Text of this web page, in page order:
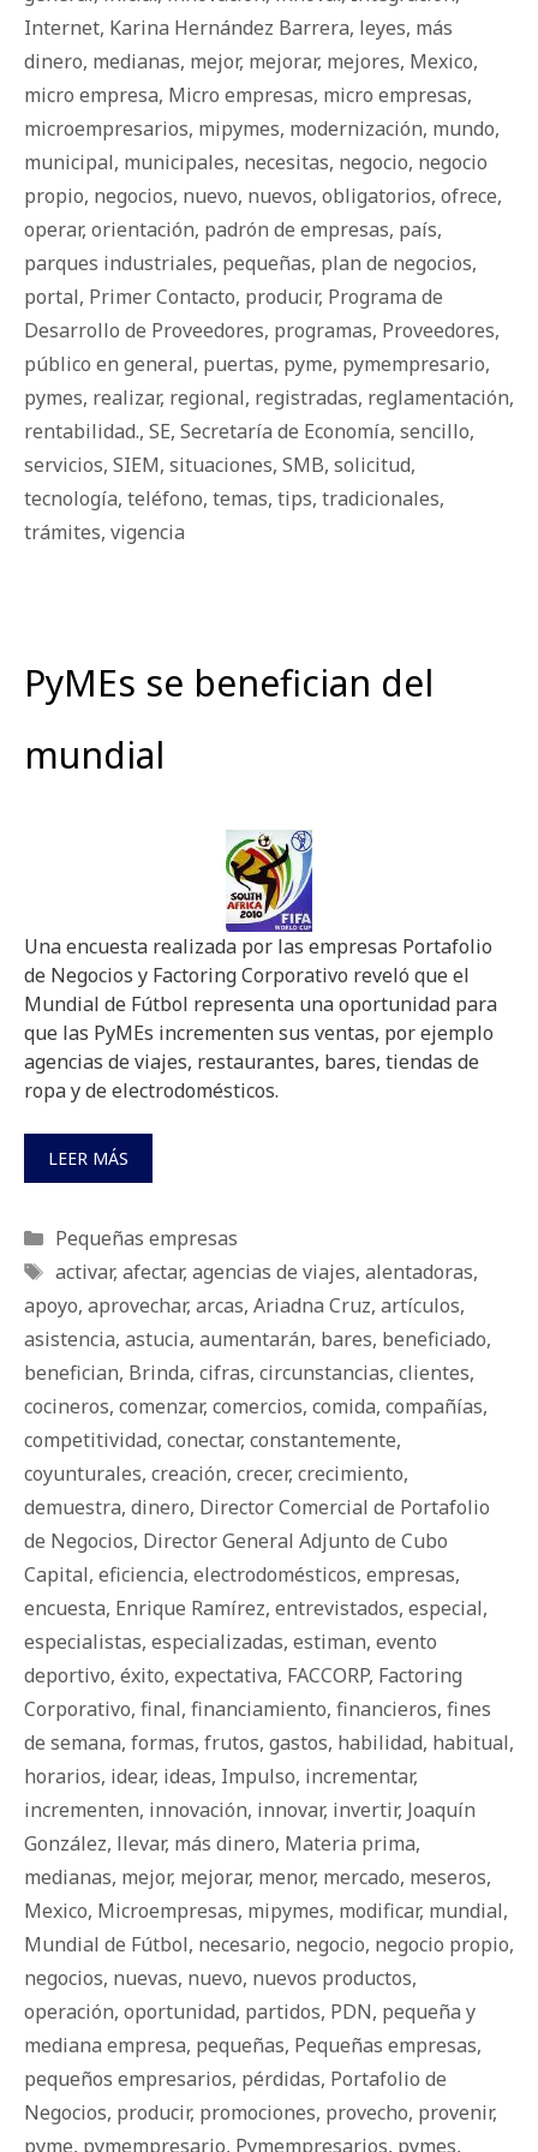
Internet, Karina Hernández Barrera, leyes, más
dinero, medianas, mejor, mejorar, mejores, Mexico,
micro empresa, Micro empresas, micro empresas,
microempresarios, mipymes, modernización, mundo,
municipal, municipales, necesitas, negocio, negocio
propio, negocios, nuevo, nuevos, obligatorios, ofrece,
operar, orientación, padrón de empresas, país,
parques industriales, pequeñas, plan de negocios,
portal, Primer Contacto, producir, Programa de
Desarrollo de Proveedores, programas, Proveedores,
público en general, puertas, pyme, pymempresario,
pymes, realizar, regional, registradas, reglamentación,
rentabilidad., SE, Secretaría de Economía, sencillo,
servicios, SIEM, situaciones, SMB, solicitud,
tecnología, teléfono, temas, tips, tradicionales,
trámites, vigencia
PyMEs se benefician del
mundial
Una encuesta realizada por las empresas Portafolio
de Negocios y Factoring Corporativo reveló que el
Mundial de Fútbol representa una oportunidad para
que las PyMEs incrementen sus ventas, por ejemplo
agencias de viajes, restaurantes, bares, tiendas de
ropa y de electrodomésticos.
LEER MÁS
Categorías
Pequeñas empresas
Etiquetas
activar, afectar, agencias de viajes, alentadoras,
apoyo, aprovechar, arcas, Ariadna Cruz, artículos,
asistencia, astucia, aumentarán, bares, beneficiado,
benefician, Brinda, cifras, circunstancias, clientes,
cocineros, comenzar, comercios, comida, compañías,
competitividad, conectar, constantemente,
coyunturales, creación, crecer, crecimiento,
demuestra, dinero, Director Comercial de Portafolio
de Negocios, Director General Adjunto de Cubo
Capital, eficiencia, electrodomésticos, empresas,
encuesta, Enrique Ramírez, entrevistados, especial,
especialistas, especializadas, estiman, evento
deportivo, éxito, expectativa, FACCORP, Factoring
Corporativo, final, financiamiento, financieros, fines
de semana, formas, frutos, gastos, habilidad, habitual,
horarios, idear, ideas, Impulso, incrementar,
incrementen, innovación, innovar, invertir, Joaquín
González, llevar, más dinero, Materia prima,
medianas, mejor, mejorar, menor, mercado, meseros,
Mexico, Microempresas, mipymes, modificar, mundial,
Mundial de Fútbol, necesario, negocio, negocio propio,
negocios, nuevas, nuevo, nuevos productos,
operación, oportunidad, partidos, PDN, pequeña y
mediana empresa, pequeñas, Pequeñas empresas,
pequeños empresarios, pérdidas, Portafolio de
Negocios, producir, promociones, provecho, provenir,
pyme, pymempresario, Pymempresarios, pymes,